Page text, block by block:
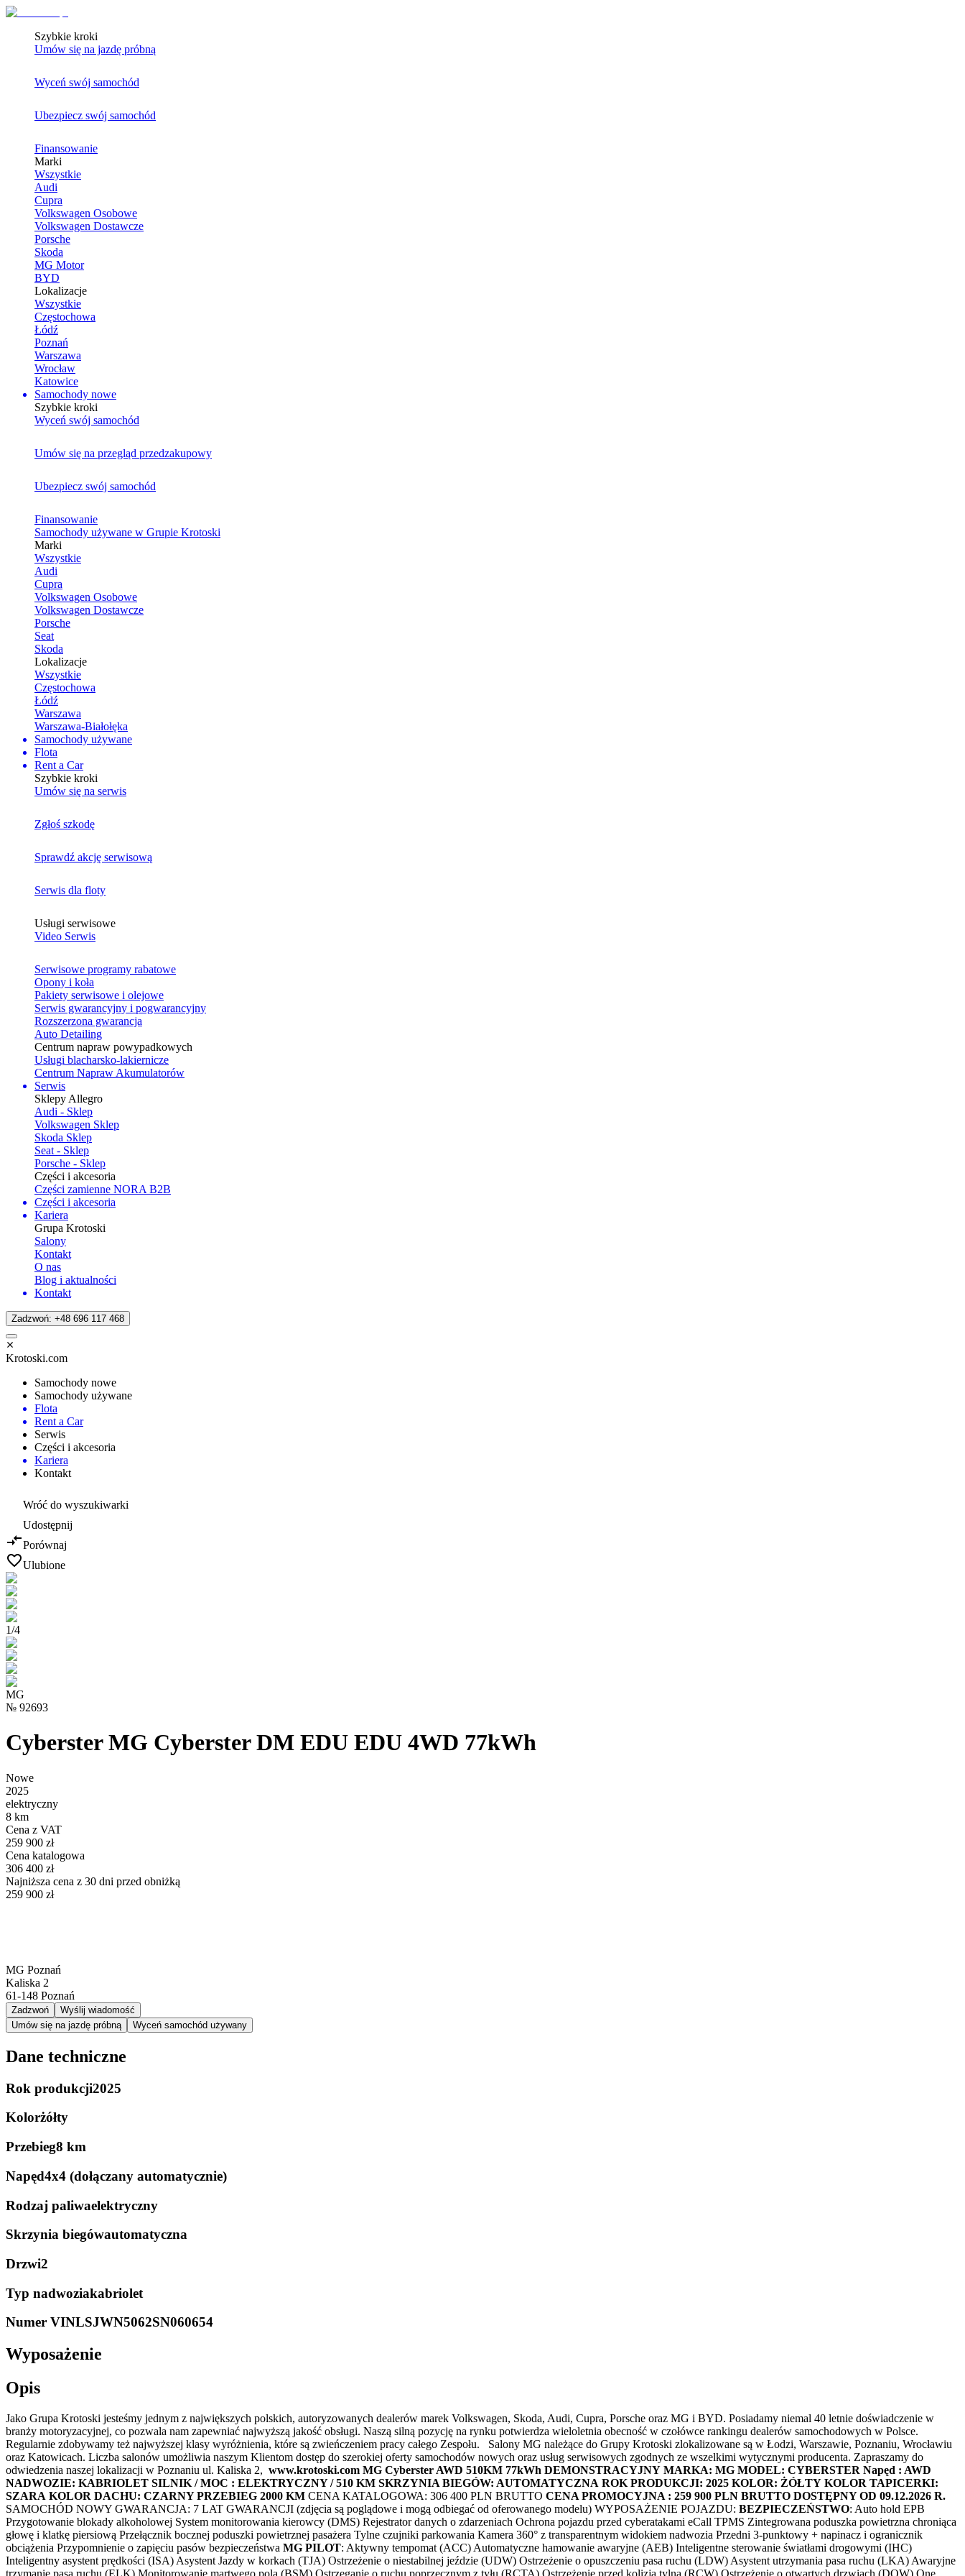
Szybkie kroki
Umów się na jazdę próbną
Wyceń swój samochód
Ubezpiecz swój samochód
Finansowanie
Marki
Wszystkie
Audi
Cupra
Volkswagen Osobowe
Volkswagen Dostawcze
Porsche
Skoda
MG Motor
BYD
Lokalizacje
Wszystkie
Częstochowa
Łódź
Poznań
Warszawa
Wrocław
Katowice
Samochody nowe
Szybkie kroki
Wyceń swój samochód
Umów się na przegląd przedzakupowy
Ubezpiecz swój samochód
Finansowanie
Samochody używane w Grupie Krotoski
Marki
Wszystkie
Audi
Cupra
Volkswagen Osobowe
Volkswagen Dostawcze
Porsche
Seat
Skoda
Lokalizacje
Wszystkie
Częstochowa
Łódź
Warszawa
Warszawa-Białołęka
Samochody używane
Flota
Rent a Car
Szybkie kroki
Umów się na serwis
Zgłoś szkodę
Sprawdź akcję serwisową
Serwis dla floty
Usługi serwisowe
Video Serwis
Serwisowe programy rabatowe
Opony i koła
Pakiety serwisowe i olejowe
Serwis gwarancyjny i pogwarancyjny
Rozszerzona gwarancja
Auto Detailing
Centrum napraw powypadkowych
Usługi blacharsko-lakiernicze
Centrum Napraw Akumulatorów
Serwis
Sklepy Allegro
Audi - Sklep
Volkswagen Sklep
Skoda Sklep
Seat - Sklep
Porsche - Sklep
Części i akcesoria
Części zamienne NORA B2B
Części i akcesoria
Kariera
Grupa Krotoski
Salony
Kontakt
O nas
Blog i aktualności
Kontakt
Zadzwoń: +48 696 117 468
Krotoski.com
Samochody nowe
Samochody używane
Flota
Rent a Car
Serwis
Części i akcesoria
Kariera
Kontakt
Wróć do wyszukiwarki
Udostępnij
Porównaj
Ulubione
1/4
MG
№ 92693
Cyberster MG Cyberster DM EDU EDU 4WD 77kWh
Nowe
2025
elektryczny
8 km
Cena z VAT
259 900 zł
Cena katalogowa
306 400 zł
Najniższa cena z 30 dni przed obniżką
259 900 zł
MG Poznań
Kaliska 2
61-148 Poznań
Zadzwoń
Wyślij wiadomość
Umów się na jazdę próbną
Wyceń samochód używany
Dane techniczne
Rok produkcji2025
Kolorżółty
Przebieg8 km
Napęd4x4 (dołączany automatycznie)
Rodzaj paliwaelektryczny
Skrzynia biegówautomatyczna
Drzwi2
Typ nadwoziakabriolet
Numer VINLSJWN5062SN060654
Wyposażenie
Opis
Jako Grupa Krotoski jesteśmy jednym z największych polskich, autoryzowanych dealerów marek Volkswagen, Skoda, Audi, Cupra, Porsche oraz MG i BYD. Posiadamy niemal 40 letnie doświadczenie w
branży motoryzacyjnej, co pozwala nam zapewniać najwyższą jakość obsługi. Naszą silną pozycję na rynku potwierdza wieloletnia obecność w czołówce rankingu dealerów samochodowych w Polsce.
Regularnie zdobywamy też najwyższej klasy wyróżnienia, które są zwieńczeniem pracy całego Zespołu. Salony MG należące do Grupy Krotoski zlokalizowane są w Łodzi, Warszawie, Poznaniu, Wrocławiu
oraz Katowicach. Liczba salonów umożliwia naszym Klientom dostęp do szerokiej oferty samochodów nowych oraz usług serwisowych zgodnych ze wszelkimi wytycznymi producenta. Zapraszamy do
odwiedzenia naszej lokalizacji w Poznaniu ul. Kaliska 2, www.krotoski.com MG Cyberster AWD 510KM 77kWh DEMONSTRACYJNY MARKA: MG MODEL: CYBERSTER Napęd : AWD
NADWOZIE: KABRIOLET SILNIK / MOC : ELEKTRYCZNY / 510 KM SKRZYNIA BIEGÓW: AUTOMATYCZNA ROK PRODUKCJI: 2025 KOLOR: ŻÓŁTY KOLOR TAPICERKI:
SZARA KOLOR DACHU: CZARNY PRZEBIEG 2000 KM CENA KATALOGOWA: 306 400 PLN BRUTTO CENA PROMOCYJNA : 259 900 PLN BRUTTO DOSTĘPNY OD 09.12.2026 R.
SAMOCHÓD NOWY GWARANCJA: 7 LAT GWARANCJI (zdjęcia są poglądowe i mogą odbiegać od oferowanego modelu) WYPOSAŻENIE POJAZDU: BEZPIECZEŃSTWO: Auto hold EPB
Przygotowanie blokady alkoholowej System monitorowania kierowcy (DMS) Rejestrator danych o zdarzeniach Ochrona pojazdu przed cyberatakami eCall TPMS Zintegrowana poduszka powietrzna chroniąca
głowę i klatkę piersiową Przełącznik bocznej poduszki powietrznej pasażera Tylne czujniki parkowania Kamera 360° z transparentnym widokiem nadwozia Przedni 3-punktowy + napinacz i ogranicznik
obciążenia Przypomnienie o zapięciu pasów bezpieczeństwa MG PILOT: Aktywny tempomat (ACC) Automatyczne hamowanie awaryjne (AEB) Inteligentne sterowanie światłami drogowymi (IHC)
Inteligentny asystent prędkości (ISA) Asystent Jazdy w korkach (TJA) Ostrzeżenie o niestabilnej jeździe (UDW) Ostrzeżenie o opuszczeniu pasa ruchu (LDW) Asystent utrzymania pasa ruchu (LKA) Awaryjne